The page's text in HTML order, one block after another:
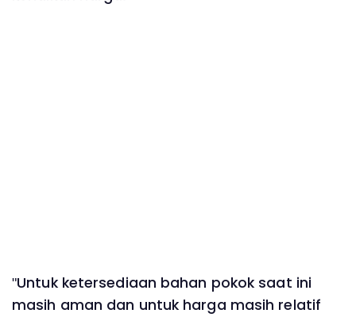
"Untuk ketersediaan bahan pokok saat ini
masih aman dan untuk harga masih relatif